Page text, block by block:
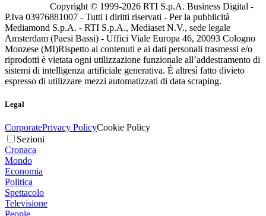
Copyright © 1999-2026 RTI S.p.A. Business Digital -
P.Iva 03976881007 - Tutti i diritti riservati - Per la pubblicità
Mediamond S.p.A. - RTI S.p.A., Mediaset N.V., sede legale
Amsterdam (Paesi Bassi) - Uffici Viale Europa 46, 20093 Cologno
Monzese (MI)Rispetto ai contenuti e ai dati personali trasmessi e/o
riprodotti è vietata ogni utilizzazione funzionale all’addestramento di
sistemi di intelligenza artificiale generativa. È altresì fatto divieto
espresso di utilizzare mezzi automatizzati di data scraping.
Legal
CorporatePrivacy PolicyCookie Policy
Sezioni
Cronaca
Mondo
Economia
Politica
Spettacolo
Televisione